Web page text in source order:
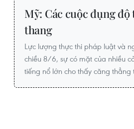
Mỹ: Các cuộc đụng
thang
Lực lượng thực thi pháp luật và
chiều 8/6, sự có mặt của nhiều
tiếng nổ lớn cho thấy căng thẳng